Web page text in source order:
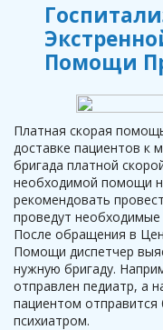
Помощи
Платная скорая
доставке пациентов к
бригада платной
необходимой помощи
рекомендовать
проведут
После обращения в
Помощи диспетчер
нужную бригаду.
отправлен педиатр, а
пациентом отправится
психиатром.